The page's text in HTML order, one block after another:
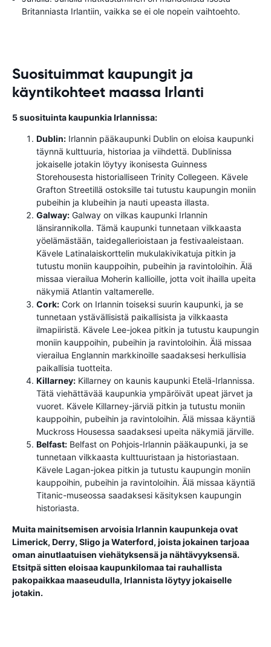
Britanniasta Irlantiin, vaikka se ei ole nopein vaihtoehto.
Suosituimmat kaupungit ja
käyntikohteet maassa Irlanti
5 suosituinta kaupunkia Irlannissa:
Dublin: Irlannin pääkaupunki Dublin on eloisa kaupunki
täynnä kulttuuria, historiaa ja viihdettä. Dublinissa
jokaiselle jotakin löytyy ikonisesta Guinness
Storehousesta historialliseen Trinity Collegeen. Kävele
Grafton Streetillä ostoksille tai tutustu kaupungin moniin
pubeihin ja klubeihin ja nauti upeasta illasta.
Galway: Galway on vilkas kaupunki Irlannin
länsirannikolla. Tämä kaupunki tunnetaan vilkkaasta
yöelämästään, taidegallerioistaan ​​ja festivaaleistaan.
Kävele Latinalaiskorttelin mukulakivikatuja pitkin ja
tutustu moniin kauppoihin, pubeihin ja ravintoloihin. Älä
missaa vierailua Moherin kallioille, jotta voit ihailla upeita
näkymiä Atlantin valtamerelle.
Cork: Cork on Irlannin toiseksi suurin kaupunki, ja se
tunnetaan ystävällisistä paikallisista ja vilkkaasta
ilmapiiristä. Kävele Lee-jokea pitkin ja tutustu kaupungin
moniin kauppoihin, pubeihin ja ravintoloihin. Älä missaa
vierailua Englannin markkinoille saadaksesi herkullisia
paikallisia tuotteita.
Killarney: Killarney on kaunis kaupunki Etelä-Irlannissa.
Tätä viehättävää kaupunkia ympäröivät upeat järvet ja
vuoret. Kävele Killarney-järviä pitkin ja tutustu moniin
kauppoihin, pubeihin ja ravintoloihin. Älä missaa käyntiä
Muckross Housessa saadaksesi upeita näkymiä järville.
Belfast: Belfast on Pohjois-Irlannin pääkaupunki, ja se
tunnetaan vilkkaasta kulttuuristaan ​​ja historiastaan.
Kävele Lagan-jokea pitkin ja tutustu kaupungin moniin
kauppoihin, pubeihin ja ravintoloihin. Älä missaa käyntiä
Titanic-museossa saadaksesi käsityksen kaupungin
historiasta.
Muita mainitsemisen arvoisia Irlannin kaupunkeja ovat
Limerick, Derry, Sligo ja Waterford, joista jokainen tarjoaa
oman ainutlaatuisen viehätyksensä ja nähtävyyksensä.
Etsitpä sitten eloisaa kaupunkilomaa tai rauhallista
pakopaikkaa maaseudulla, Irlannista löytyy jokaiselle
jotakin.